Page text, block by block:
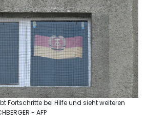
Fortschritte bei Hilfe und sieht weiteren
- AFP